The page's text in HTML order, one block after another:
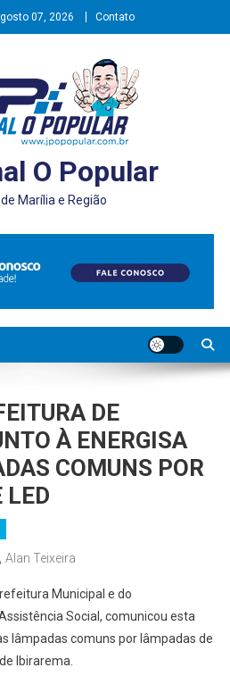
07, 2026 Contato
O Popular
Marília e Região
DE
À ENERGISA
COMUNS POR
LED
Alan Teixeira
Municipal e do
Social, comunicou esta
lâmpadas comuns por lâmpadas de
Ibirarema.